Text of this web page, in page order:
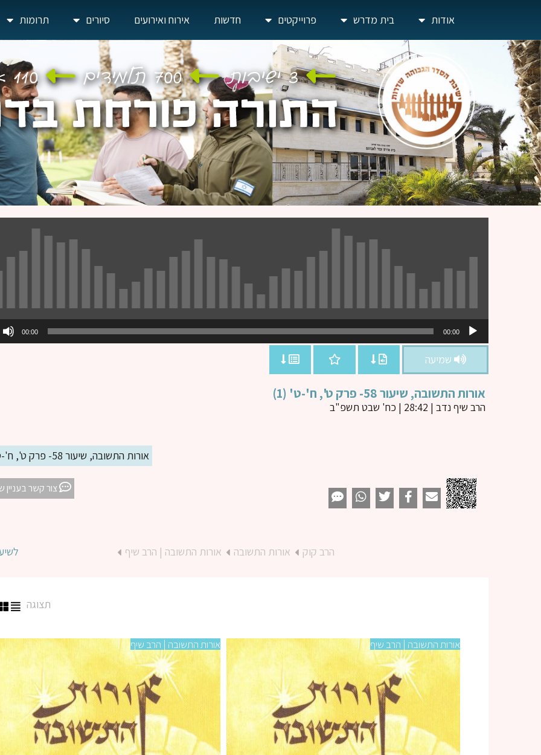
אודות בית מדרש פרוייקטים חדשות אירוח ואירועים סיורים תרומות
אודיו
00:00
00:00
שמיעה
אורות התשובה, שיעור 58- פרק ט', ח'-ט' (1)
הרב שיף נדב | 28:42 | כח' שבט תשפ"ב
אורות התשובה, שיעור 58- פרק ט', ח'-ט' (1)
צור קשר בעניין
הרב קוק אורות התשובה אורות התשובה | הרב שיף
תצוגה
אורות התשובה | הרב שיף אורות התשובה | הרב שיף